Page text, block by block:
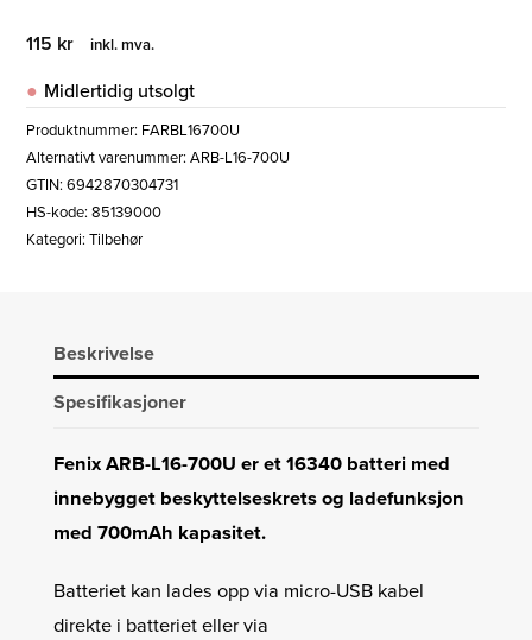
115 kr inkl. mva.
Midlertidig utsolgt
Produktnummer: FARBL16700U
Alternativt varenummer: ARB-L16-700U
GTIN: 6942870304731
HS-kode: 85139000
Kategori:Tilbehør
Beskrivelse
Spesifikasjoner
Fenix ARB-L16-700U er et 16340 batteri med
innebygget beskyttelseskrets og ladefunksjon
med 700mAh kapasitet.
Batteriet kan lades opp via micro-USB kabel
direkte i batteriet eller via